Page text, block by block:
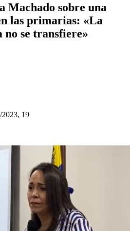
Machado sobre una
las primarias: «La
no se transfiere»
19